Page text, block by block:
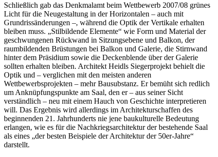
Schließlich gab das Denkmalamt beim Wettbewerb 2007/08 grünes
Licht für die Neugestaltung in der Horizontalen – auch mit
Grundrissänderungen –, während die Optik der Vertikale erhalten
bleiben muss. „Stilbildende Elemente“ wie Form und Material der
geschwungenen Rückwand in Sitzungsebene und Balkon, der
raumbildenden Brüstungen bei Balkon und Galerie, die Stirnwand
hinter dem Präsidium sowie die Deckenblende über der Galerie
sollten erhalten bleiben. Architekt Heidls Siegerprojekt behielt die
Optik und – verglichen mit den meisten anderen
Wettbewerbsprojekten – mehr Bausubstanz. Er bemüht sich redlich
um Anknüpfungspunkte am Saal, den er – aus seiner Sicht
verständlich – neu mit einem Hauch von Geschichte interpretieren
will. Das Ergebnis wird allerdings im Architekturschaffen des
beginnenden 21. Jahrhunderts nie jene baukulturelle Bedeutung
erlangen, wie es für die Nachkriegsarchitektur der bestehende Saal
als eines „der besten Beispiele der Architektur der 50er-Jahre“
darstellt.